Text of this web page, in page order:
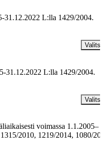
31.12.2022 L:lla 1429/2004.
31.12.2022 L:lla 1429/2004.
voimassa 1.1.2005–
2010, 1219/2014, 1080/